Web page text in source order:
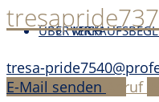
ÜBER MICH
tresa-
E-Mail senden
Anruf